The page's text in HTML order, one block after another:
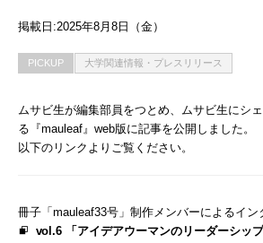
掲載日:2025年8月8日（金）
PICKUP 大学関連情報・プレスリリース
ムサビ生が編集部員をつとめ、ムサビ生にシ
る『mauleaf』web版に記事を公開しました。
以下のリンクよりご覧ください。
冊子「mauleaf33号」制作メンバーによるイン
vol.6 「アイデアウーマンのリーダーシップ